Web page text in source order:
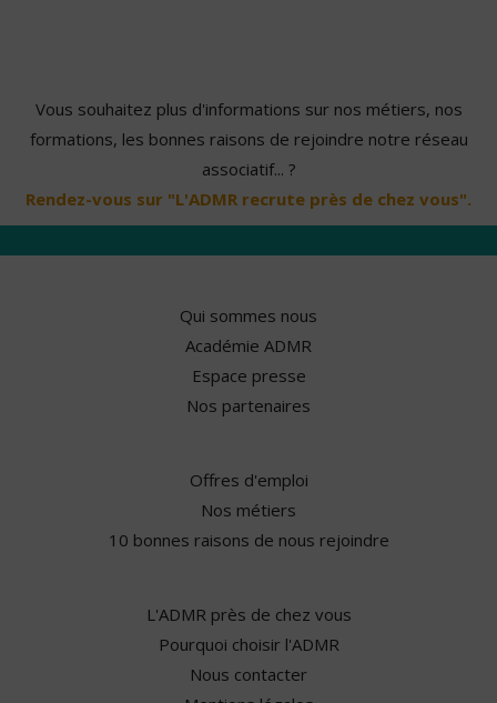
Vous souhaitez plus d'informations sur nos métiers, nos
formations, les bonnes raisons de rejoindre notre réseau
associatif... ?
Rendez-vous sur "L'ADMR recrute près de chez vous".
Qui sommes nous
Académie ADMR
Espace presse
Nos partenaires
Offres d'emploi
Nos métiers
10 bonnes raisons de nous rejoindre
L'ADMR près de chez vous
Pourquoi choisir l'ADMR
Nous contacter